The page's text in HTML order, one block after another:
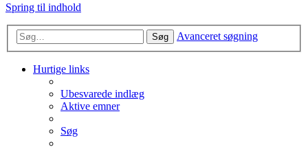
Spring til indhold
Søg Avanceret søgning
Hurtige links
Ubesvarede indlæg
Aktive emner
Søg